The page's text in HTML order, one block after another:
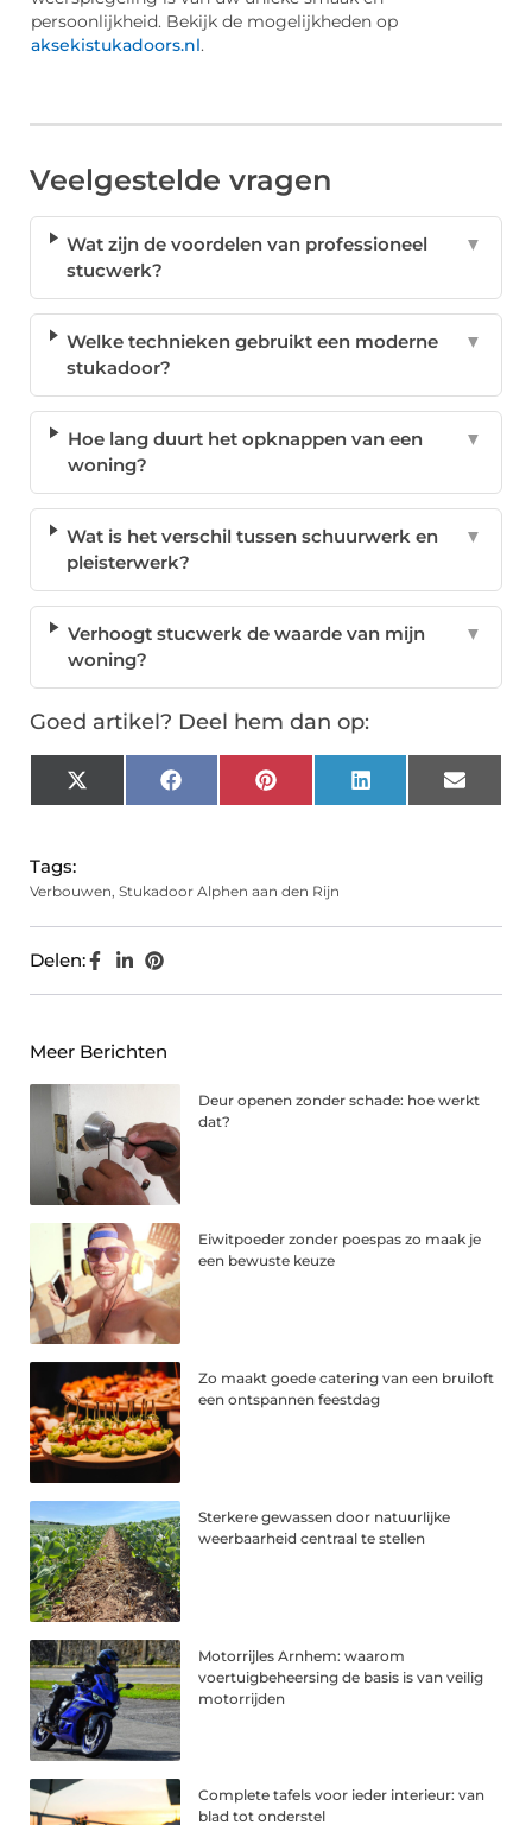
persoonlijkheid. Bekijk de mogelijkheden op
aksekistukadoors.nl.
Veelgestelde vragen
Wat zijn de voordelen van professioneel
stucwerk?
▼
Welke technieken gebruikt een moderne
stukadoor?
▼
Hoe lang duurt het opknappen van een
woning?
▼
Wat is het verschil tussen schuurwerk en
pleisterwerk?
▼
Verhoogt stucwerk de waarde van mijn
woning?
▼
Goed artikel? Deel hem dan op:
X
(Twitter)
FacebookPinterest LinkedIn Email
Tags:
Verbouwen, Stukadoor Alphen aan den Rijn
Delen:
Meer Berichten
Deur openen zonder schade: hoe werkt
dat?
Eiwitpoeder zonder poespas zo maak je
een bewuste keuze
Zo maakt goede catering van een bruiloft
een ontspannen feestdag
Sterkere gewassen door natuurlijke
weerbaarheid centraal te stellen
Motorrijles Arnhem: waarom
voertuigbeheersing de basis is van veilig
motorrijden
Complete tafels voor ieder interieur: van
blad tot onderstel